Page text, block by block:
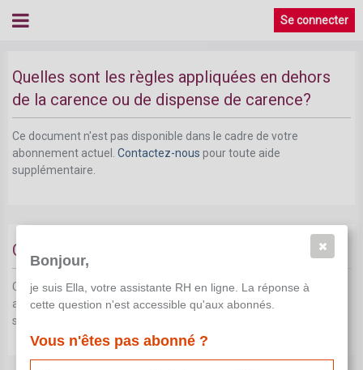
Se connecter
Quelles sont les règles appliquées en dehors
de la carence ou de dispense de carence?
Ce document n'est pas disponible dans le cadre de votre
abonnement actuel. Contactez-nous pour toute aide
supplémentaire.
Quels sont les jours assimilés?
Ce document n'est pas disponible dans le cadre de votre
abonnement actuel.Contactez-nouspour toute aide
supplémentaire.
Bonjour,
je suis Ella, votre assistante RH en ligne. La réponse à
cette question n'est accessible qu'aux abonnés.
Vous n'êtes pas abonné ?